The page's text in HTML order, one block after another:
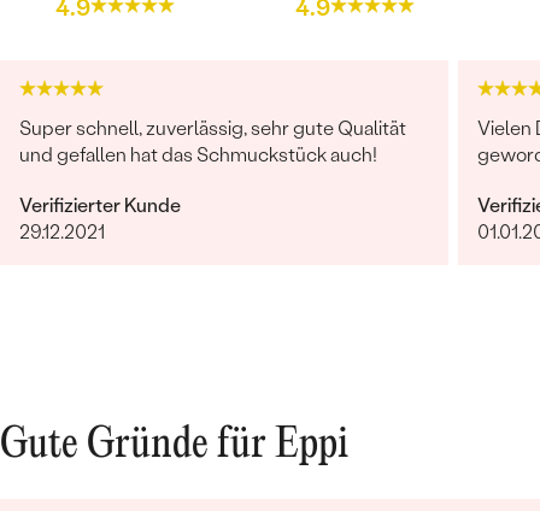
4.9 4.9
Super schnell, zuverlässig, sehr gute Qualität
und gefallen hat das Schmuckstück auch!
Verifizierter Kunde
29.12.2021
Vielen
Gute Gründe für Eppi